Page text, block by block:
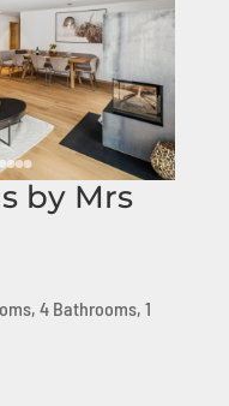
by Mrs
4 Bathrooms, 1